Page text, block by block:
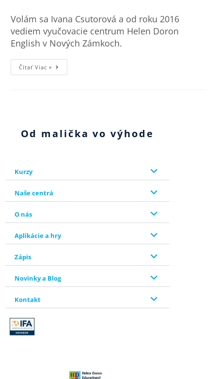
Volám sa Ivana Csutorová a od roku 2016
vediem vyučovacie centrum Helen Doron
English v Nových Zámkoch.
Čítať Viac »
Od malička vo výhode
Kurzy
Naše centrá
O nás
Aplikácie a hry
Zápis
Novinky a Blog
Kontakt